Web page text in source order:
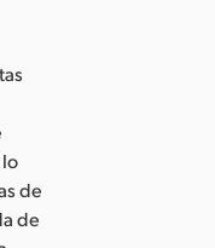
de
de